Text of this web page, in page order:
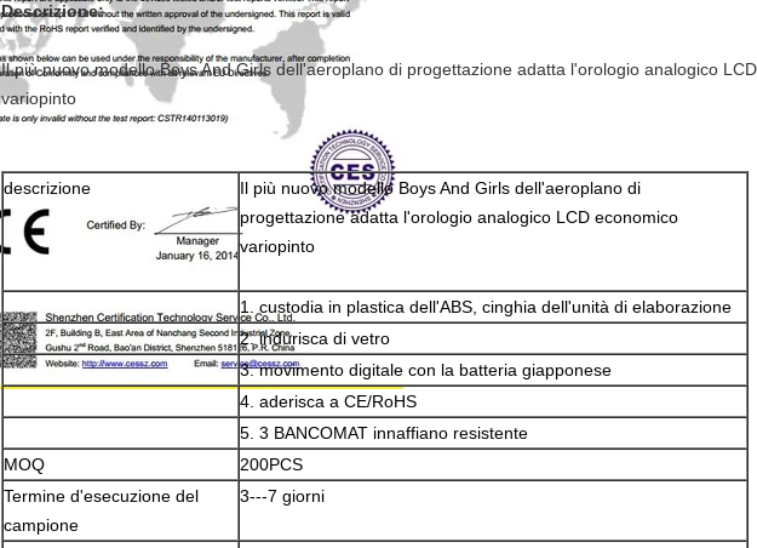
Descrizione:
Il più nuovo modello Boys And Girls dell'aeroplano di progettazione adatta l'orologio analogico
variopinto
descrizione
Il più nuovo modello Boys And Girls dell'aeroplano di
progettazione adatta l'orologio analogico LCD economico
variopinto
1. custodia in plastica dell'ABS, cinghia dell'unità di elaborazione
2. indurisca di vetro
3. movimento digitale con la batteria giapponese
4. aderisca a CE/RoHS
5. 3 BANCOMAT innaffiano resistente
MOQ
200PCS
Termine d'esecuzione del
campione
3---7 giorni